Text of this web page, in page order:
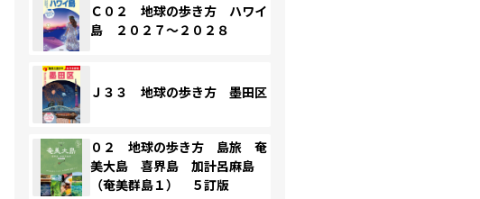
Ｃ０２ 地球の歩き方 ハワイ
島 ２０２７～２０２８
Ｊ３３ 地球の歩き方 墨田区
０２ 地球の歩き方 島旅 奄
美大島 喜界島 加計呂麻島
（奄美群島１） ５訂版